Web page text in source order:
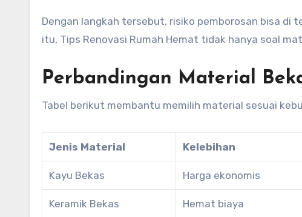
Dengan langkah tersebut, risiko pemborosan bisa di
itu, Tips Renovasi Rumah Hemat tidak hanya soal
Perbandingan Material
Tabel berikut membantu memilih material sesuai
Jenis Material Kelebihan
Kayu Bekas Harga ekonomis
Keramik Bekas Hemat biaya